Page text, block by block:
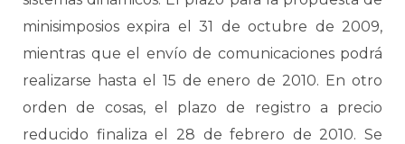
minisimposios expira el 31 de octubre de 2009,
mientras que el envío de comunicaciones podrá
realizarse hasta el 15 de enero de 2010. En otro
orden de cosas, el plazo de registro a precio
reducido finaliza el 28 de febrero de 2010. Se